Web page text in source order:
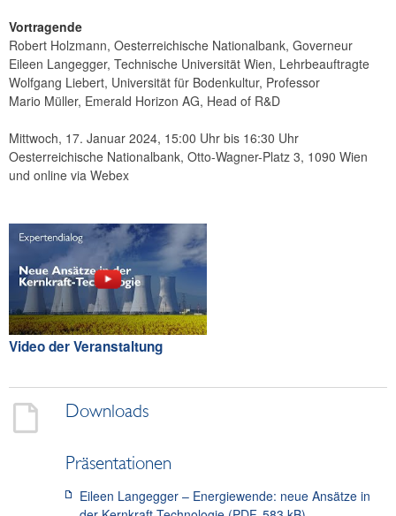
Vortragende
Robert Holzmann, Oesterreichische Nationalbank, Governeur
Eileen Langegger, Technische Universität Wien, Lehrbeauftragte
Wolfgang Liebert, Universität für Bodenkultur, Professor
Mario Müller, Emerald Horizon AG, Head of R&D
Mittwoch, 17. Januar 2024, 15:00 Uhr bis 16:30 Uhr
Oesterreichische Nationalbank, Otto-Wagner-Platz 3, 1090 Wien
und online via Webex
Video der Veranstaltung
Downloads
Präsentationen
Eileen Langegger – Energiewende: neue Ansätze in